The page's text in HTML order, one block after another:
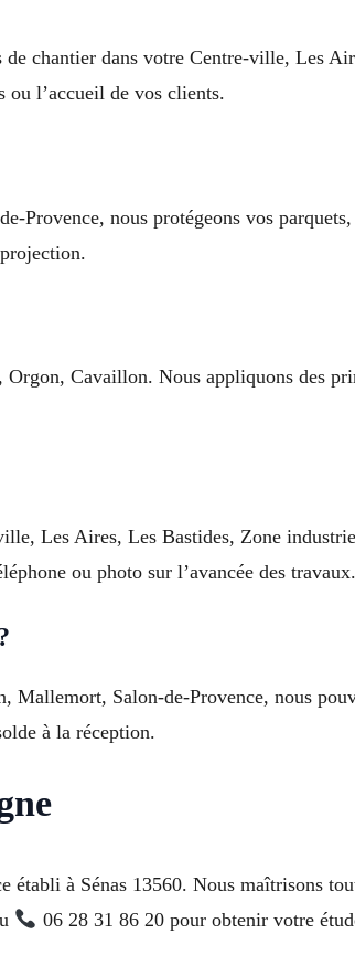
chantier dans votre Centre-ville, Les
ou l’accueil de vos clients.
Provence, nous protégeons vos
Cavaillon. Nous appliquons des
Les Aires, Les Bastides, Zone
ou photo sur l’avancée des travaux.
Mallemort, Salon-de-Provence, nous
à la réception.
établi à Sénas 13560. Nous maîtrisons
06 28 31 86 20 pour obtenir votre